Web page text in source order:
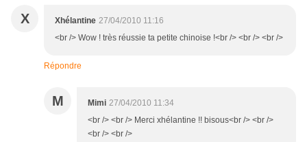
X Xhélantine 27/04/2010 11:16
<br /> Wow ! très réussie ta petite chinoise !<br /> <br /> <br />
Répondre
M Mimi 27/04/2010 11:34
<br /> <br /> Merci xhélantine !! bisous<br /> <br />
<br /> <br />